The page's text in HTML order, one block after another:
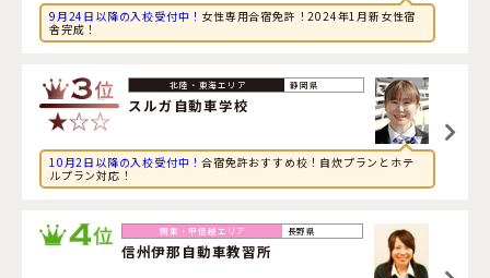
2026年8月10日
9月24日以降の入校受付中！ 女性専用合宿免許！2024年1月新女性宿
舎完成！
静岡県
スルガ自動車学校
10月2日以降の入校受付中！合宿免許おすすめ校！自炊プランとホテ
ルプラン対応！
長野県
信州伊那自動車教習所